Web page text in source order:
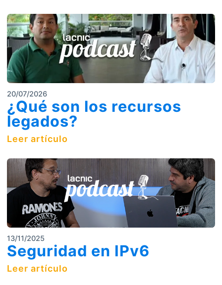
20/07/2026
¿Qué son los recursos
legados?
Leer artículo
13/11/2025
Seguridad en IPv6
Leer artículo